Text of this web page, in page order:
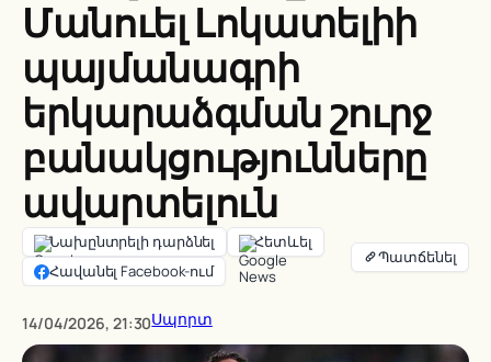
Մանուել Լոկատելիի
պայմանագրի
երկարաձգման շուրջ
բանակցությունները
ավարտելուն
Նախընտրելի դարձնել
Հետևել
Հավանել Facebook-ում
14/04/2026, 21:30Սպորտ